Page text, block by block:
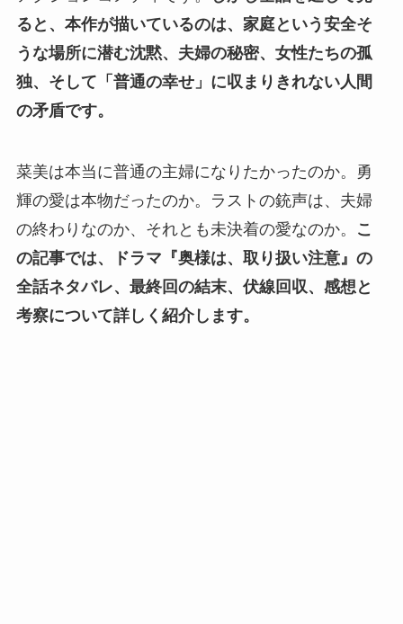
ると、本作が描いているのは、家庭という安全そ
うな場所に潜む沈黙、夫婦の秘密、女性たちの孤
独、そして「普通の幸せ」に収まりきれない人間
の矛盾です。
菜美は本当に普通の主婦になりたかったのか。勇
輝の愛は本物だったのか。ラストの銃声は、夫婦
の終わりなのか、それとも未決着の愛なのか。
こ
の記事では、ドラマ『奥様は、取り扱い注意』の
全話ネタバレ、最終回の結末、伏線回収、感想と
考察について詳しく紹介します。